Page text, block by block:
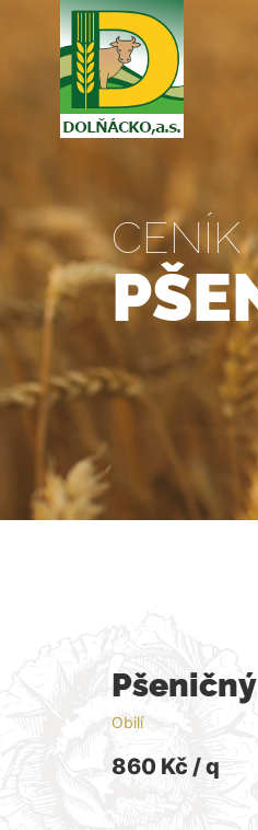
CENÍK
Obilí
860 Kč / q